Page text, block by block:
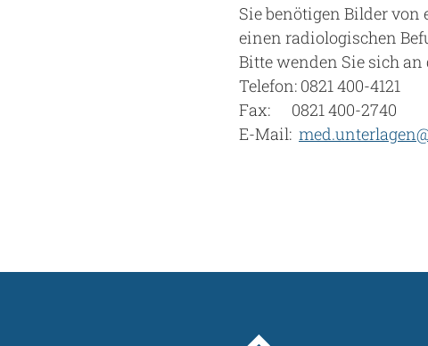
Sie benötigen Bilder
einen radiologischen
Bitte wenden Sie sich
Telefon: 0821 400-4121
Fax: 0821 400-2740
E-Mail: